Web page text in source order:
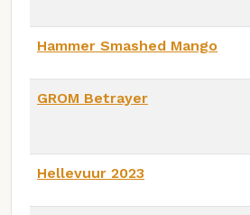
Hammer Smashed Mango
GROM Betrayer
Hellevuur 2023